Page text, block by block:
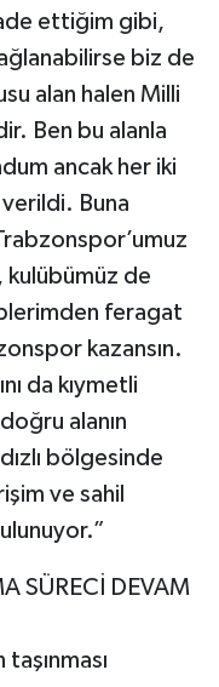
ettiğim gibi,
biz de
alan halen Milli
Ben bu alanla
ancak her iki
Buna
kulübümüz de
feragat
kazansın.
da kıymetli
alanın
bölgesinde
ve sahil
SÜRECİ DEVAM